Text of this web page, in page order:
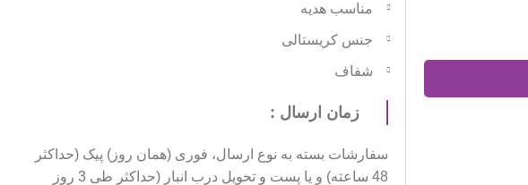
مناسب هدیه
جنس کریستالی
شفاف
زمان ارسال :
سفارشات بسته به نوع ارسال، فوری (همان روز) پیک (حداکثر
48 ساعته) و یا پست و تحویل درب انبار (حداکثر طی 3 روز